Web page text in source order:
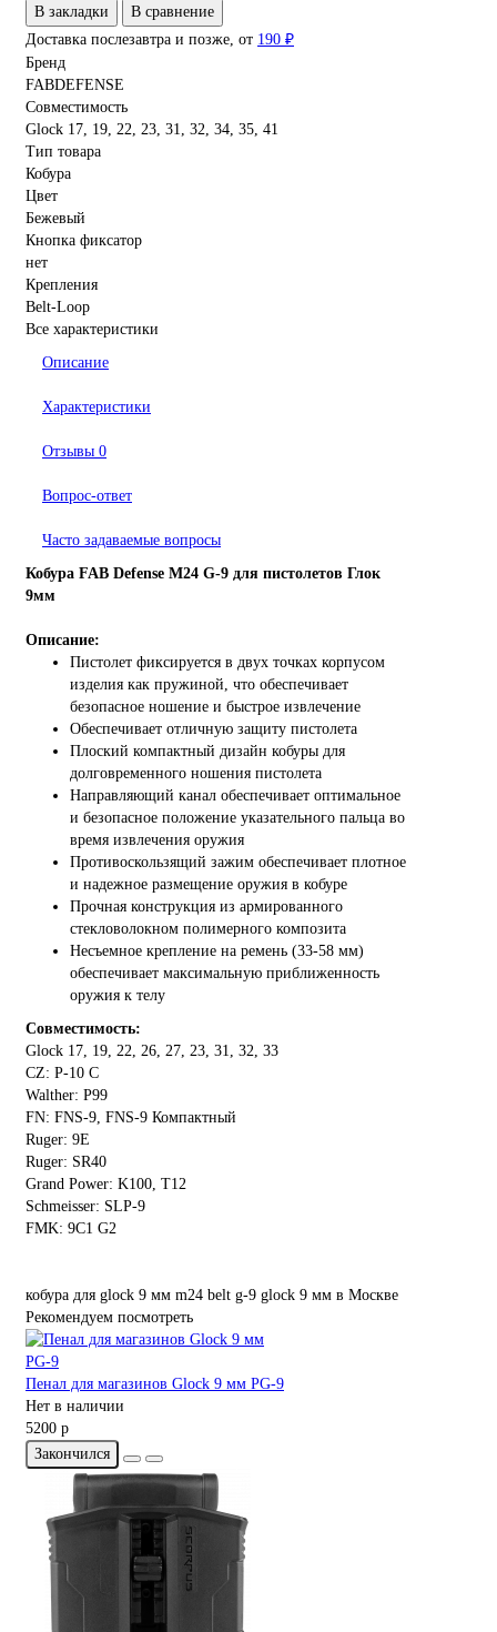
В закладки
В сравнение
Доставка послезавтра и позже, от 190 ₽
Бренд
FABDEFENSE
Совместимость
Glock 17, 19, 22, 23, 31, 32, 34, 35, 41
Тип товара
Кобура
Цвет
Бежевый
Кнопка фиксатор
нет
Крепления
Belt-Loop
Все характеристики
Описание
Характеристики
Отзывы 0
Вопрос-ответ
Часто задаваемые вопросы
Кобура FAB Defense M24 G-9 для пистолетов Глок
9мм
Описание:
Пистолет фиксируется в двух точках корпусом
изделия как пружиной, что обеспечивает
безопасное ношение и быстрое извлечение
Обеспечивает отличную защиту пистолета
Плоский компактный дизайн кобуры для
долговременного ношения пистолета
Направляющий канал обеспечивает оптимальное
и безопасное положение указательного пальца во
время извлечения оружия
Противоскользящий зажим обеспечивает плотное
и надежное размещение оружия в кобуре
Прочная конструкция из армированного
стекловолокном полимерного композита
Несъемное крепление на ремень (33-58 мм)
обеспечивает максимальную приближенность
оружия к телу
Совместимость:
Glock 17, 19, 22, 26, 27, 23, 31, 32, 33
CZ: P-10 C
Walther: P99
FN: FNS-9, FNS-9 Компактный
Ruger: 9E
Ruger: SR40
Grand Power: K100, T12
Schmeisser: SLP-9
FMK: 9C1 G2
кобура для glock 9 мм m24 belt g-9 glock 9 мм в Москве
Рекомендуем посмотреть
Пенал для магазинов Glock 9 мм PG-9
Нет в наличии
5200 р
Закончился